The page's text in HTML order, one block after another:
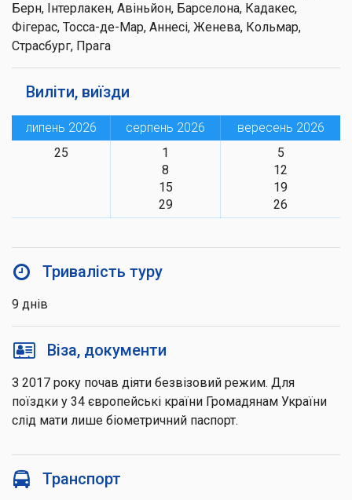
Берн, Інтерлакен, Авіньйон, Барселона, Кадакес,
Фігерас, Тосса-де-Мар, Аннесі, Женева, Кольмар,
Страсбург, Прага
Виліти, виїзди
липень 2026 серпень 2026
вересень 2026
25
1
8
15
29
5
12
19
26
Тривалість туру
9 днів
Віза, документи
З 2017 року почав діяти безвізовий режим. Для
поїздки у 34 європейські країни Громадянам України
слід мати лише біометричний паспорт.
Транспорт